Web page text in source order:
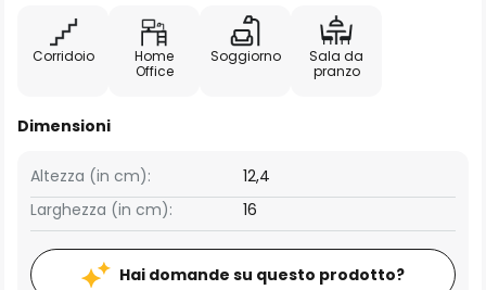
Corridoio
Home
Office
Soggiorno
Sala da
pranzo
Dimensioni
Larghezza (in cm): 16
Altezza (in cm): 12,4
Hai domande su questo prodotto?